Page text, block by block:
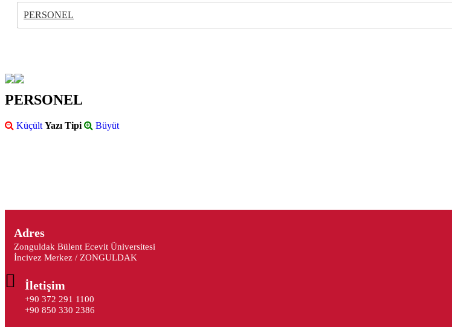
PERSONEL
PERSONEL
Küçült Yazı Tipi Büyüt
Adres
Zonguldak Bülent Ecevit Üniversitesi
İncivez Merkez / ZONGULDAK
İletişim
+90 372 291 1100
+90 850 330 2386